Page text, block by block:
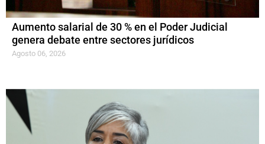
Aumento salarial de 30 % en el Poder Judicial
genera debate entre sectores jurídicos
Agosto 06, 2026